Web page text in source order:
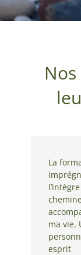
La
ma vie.
esprit